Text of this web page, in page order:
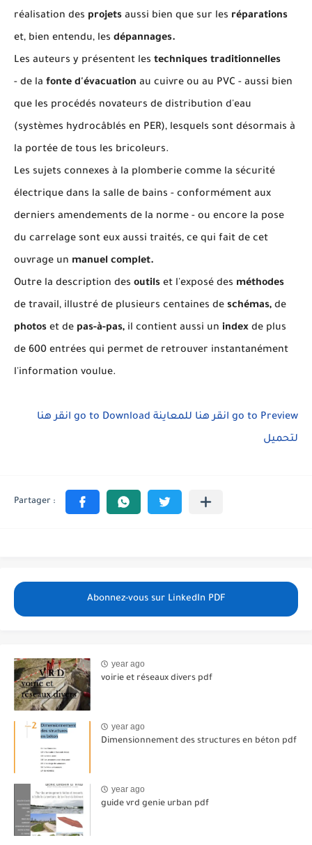
réalisation des projets aussi bien que sur les réparations
et, bien entendu, les dépannages.
Les auteurs y présentent les techniques traditionnelles
- de la fonte d'évacuation au cuivre ou au PVC - aussi bien
que les procédés novateurs de distribution d'eau
(systèmes hydrocâblés en PER), lesquels sont désormais à
la portée de tous les bricoleurs.
Les sujets connexes à la plomberie comme la sécurité
électrique dans la salle de bains - conformément aux
derniers amendements de la norme - ou encore la pose
du carrelage sont eux aussi traités, ce qui fait de cet
ouvrage un manuel complet.
Outre la description des outils et l'exposé des méthodes
de travail, illustré de plusieurs centaines de schémas, de
photos et de pas-à-pas, il contient aussi un index de plus
de 600 entrées qui permet de retrouver instantanément
l'information voulue.
go to Preview انقر هنا للمعاينة go to Download انقر هنا
لتحميل
Abonnez-vous sur LinkedIn PDF
year ago
voirie et réseaux divers pdf
year ago
Dimensionnement des structures en béton pdf
year ago
guide vrd genie urban pdf